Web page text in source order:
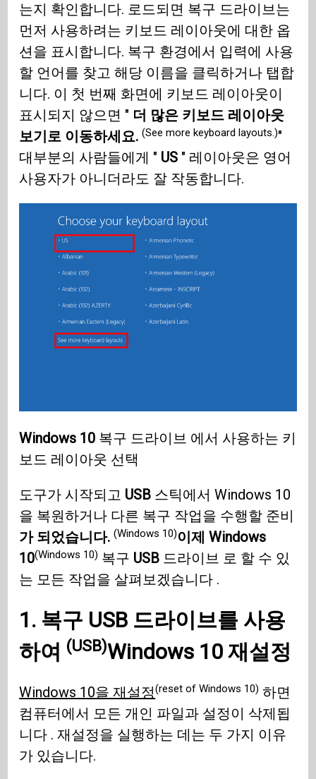
는지 확인합니다. 로드되면 복구 드라이브는
먼저 사용하려는 키보드 레이아웃에 대한 옵
션을 표시합니다. 복구 환경에서 입력에 사용
할 언어를 찾고 해당 이름을 클릭하거나 탭합
니다. 이 첫 번째 화면에 키보드 레이아웃이
표시되지 않으면 " 더 많은 키보드 레이아웃
보기로 이동하세요.(See more keyboard layouts.)"
대부분의 사람들에게 " US " 레이아웃은 영어
사용자가 아니더라도 잘 작동합니다.
Windows 10 복구 드라이브 에서 사용하는 키
보드 레이아웃 선택
도구가 시작되고 USB 스틱에서 Windows 10
을 복원하거나 다른 복구 작업을 수행할 준비
가 되었습니다.(Windows 10)이제 Windows
10(Windows 10) 복구 USB 드라이브 로 할 수 있
는 모든 작업을 살펴보겠습니다 .
1. 복구 USB 드라이브를 사용
하여 (USB)Windows 10 재설정
Windows 10을 재설정(reset of Windows 10) 하면
컴퓨터에서 모든 개인 파일과 설정이 삭제됩
니다 . 재설정을 실행하는 데는 두 가지 이유
가 있습니다.